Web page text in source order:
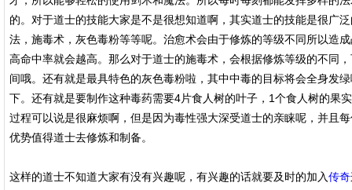
的。对于道士的技能大家是不是很想知道啊，其实道士的技能是很广
法，施毒术，灰色毒粉等等呢。治愈术会由于修炼的等级不同所以造
高命中率就会越高。那么对于道士的施毒术，会根据修炼等级的不同
间哦。还有就是最具特色的灰色毒粉啦，其中中毒的目标将会全身发
下。还有就是要制作这种毒药需要4片食人树的叶子，1个食人树的果
过程可以说是很麻烦啊，但是因为毒性强大深受道士的亲睐呢，并且
优势值得道士去修炼和制备。
这样的道士不知道大家有没有兴趣呢，有兴趣的话就要及时的加入传奇